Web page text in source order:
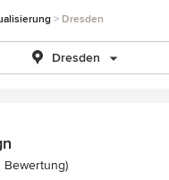
Dresden
Dresden
5 von 5 Sternen
Bewertung)